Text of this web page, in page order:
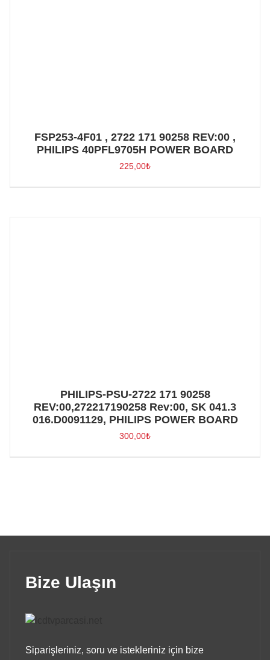
FSP253-4F01 , 2722 171 90258 REV:00 ,
PHILIPS 40PFL9705H POWER BOARD
225,00₺
PHILIPS-PSU-2722 171 90258
REV:00,272217190258 Rev:00, SK 041.3
016.D0091129, PHILIPS POWER BOARD
300,00₺
Bize Ulaşın
Siparişleriniz, soru ve istekleriniz için bize